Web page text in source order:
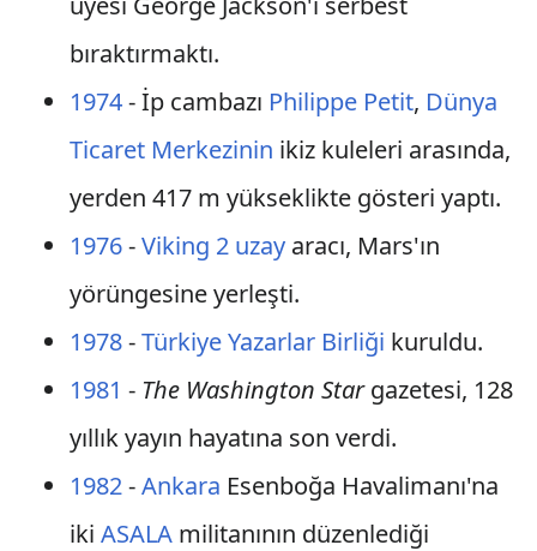
bıraktırmaktı.
1974- İp cambazı Philippe Petit, Dünya
Ticaret Merkezinin ikiz kuleleri arasında,
yerden 417 m yükseklikte gösteri yaptı.
1976-Viking 2 uzayaracı, Mars'ın
yörüngesine yerleşti.
1978-Türkiye Yazarlar Birliği kuruldu.
1981 - The Washington Stargazetesi, 128
yıllık yayın hayatına son verdi.
1982-Ankara Esenboğa Havalimanı'na
iki ASALAmilitanının düzenlediği